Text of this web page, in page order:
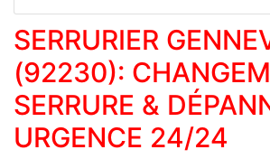
SERRURIER
(92230):
SERRURE &
URGENCE 24/24